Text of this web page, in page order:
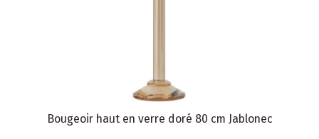
Bougeoir haut en verre doré 80 cm Jablonec